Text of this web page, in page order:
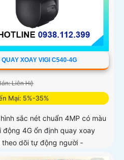
XOAY VIGI C540-4G
Liên Hệ
Mại: 5%-35%
sắc nét chuẩn 4MP có màu
4G ổn định quay xoay
theo dõi tự động người -
hai chiều phát hiện thông